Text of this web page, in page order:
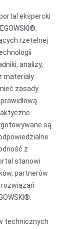
ekspercki
rzetelnej
analizy,
materiały
zasady
są
z
stanowi
partnerów
technicznych